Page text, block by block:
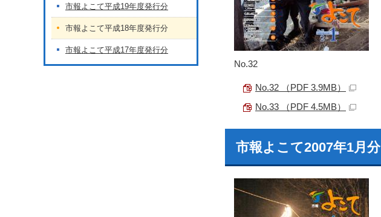
No.32
No.32 （PDF 3.9MB）
No.33 （PDF 4.5MB）
市報よこて2007年1月分
市報よこて平成19年度発行分
市報よこて平成18年度発行分
市報よこて平成17年度発行分